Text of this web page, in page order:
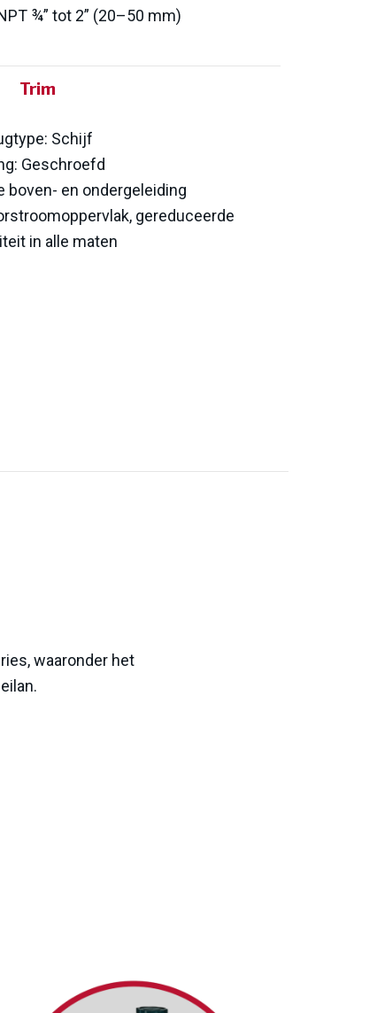
¾” tot 2” (20–50 mm)
Trim
Schijf
Geschroefd
boven- en ondergeleiding
gereduceerde
in alle maten
, waaronder het